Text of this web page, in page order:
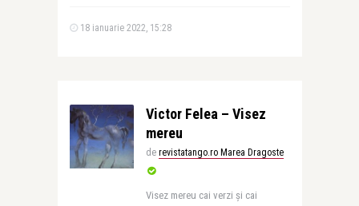
18 ianuarie 2022, 15:28
Victor Felea – Visez
mereu
de revistatango.ro Marea Dragoste
Visez mereu cai verzi şi cai